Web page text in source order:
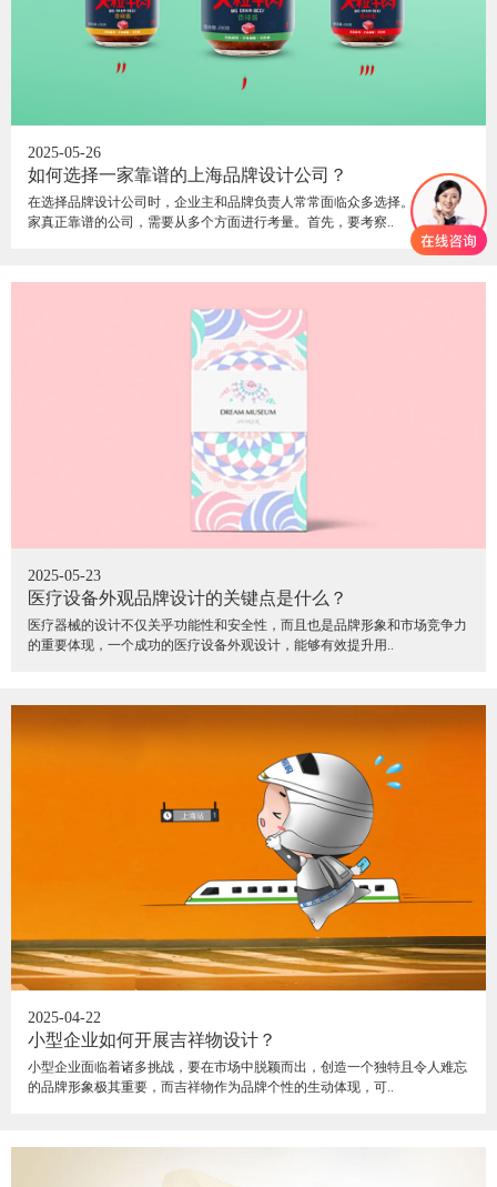
2025-05-26
如何选择一家靠谱的上海品牌设计公司？
在选择品牌设计公司时，企业主和品牌负责人常常面临众多选择。要找到一
家真正靠谱的公司，需要从多个方面进行考量。首先，要考察..
2025-05-23
医疗设备外观品牌设计的关键点是什么？
医疗器械的设计不仅关乎功能性和安全性，而且也是品牌形象和市场竞争力
的重要体现，一个成功的医疗设备外观设计，能够有效提升用..
2025-04-22
小型企业如何开展吉祥物设计？
小型企业面临着诸多挑战，要在市场中脱颖而出，创造一个独特且令人难忘
的品牌形象极其重要，而吉祥物作为品牌个性的生动体现，可..